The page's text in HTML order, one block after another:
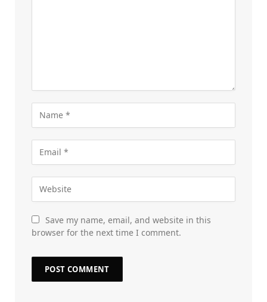
Save my name, email, and website in this
browser for the next time I comment.